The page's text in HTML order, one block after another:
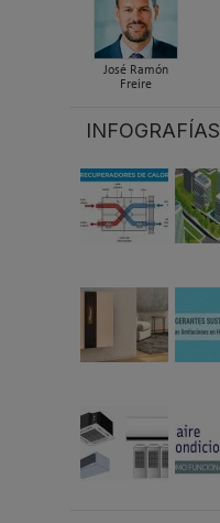
José Ramón
Freire
INFOGRAFÍAS